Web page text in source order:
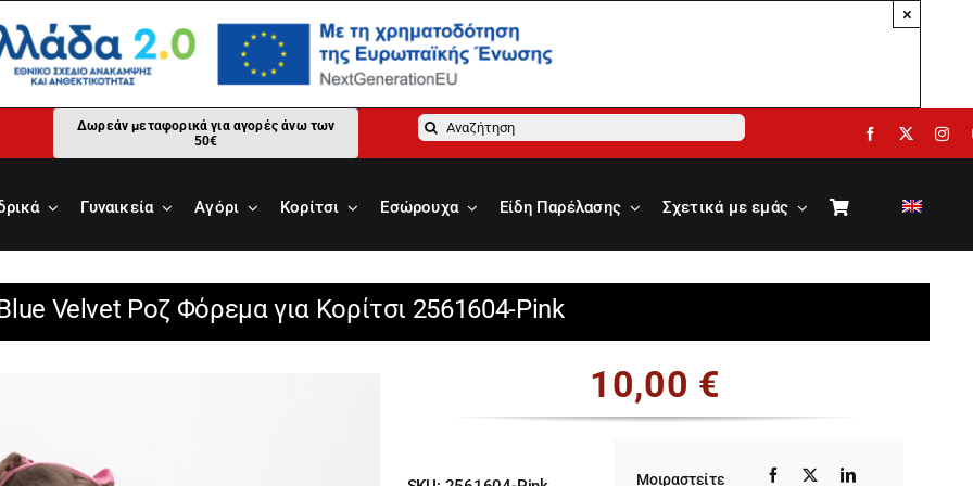
×
Δωρεάν μεταφορικά για αγορές άνω των
50€
Αναζήτηση
Γυναικεία Αγόρι Κορίτσι Εσώρουχα Είδη Παρέλασης Σχετικά με εμάς
Velvet Ροζ Φόρεμα για Κορίτσι 2561604-Pink
10,00 €
Μοιραστείτε